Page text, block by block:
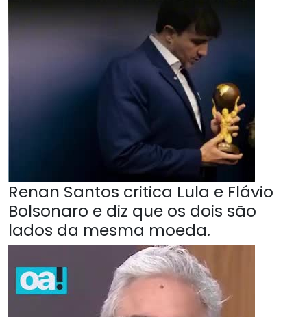
Renan Santos critica Lula e Flávio
Bolsonaro e diz que os dois são
lados da mesma moeda.